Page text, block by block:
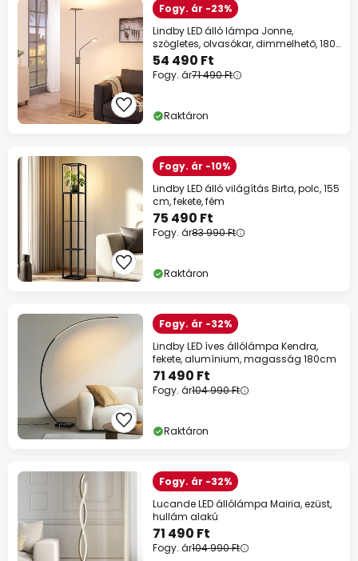
Fogy. ár -23%
Lindby LED álló lámpa Jonne,
szögletes, olvasókar, dimmelhető, 180
cm
54 490 Ft
Fogy. ár71 490 Ft
Raktáron
Fogy. ár -10%
Lindby LED álló világítás Birta, polc, 155
cm, fekete, fém
75 490 Ft
Fogy. ár83 990 Ft
Raktáron
Fogy. ár -32%
Lindby LED íves állólámpa Kendra,
fekete, alumínium, magasság 180cm
71 490 Ft
Fogy. ár104 990 Ft
Raktáron
Fogy. ár -32%
Lucande LED állólámpa Mairia, ezüst,
hullám alakú
71 490 Ft
Fogy. ár104 990 Ft